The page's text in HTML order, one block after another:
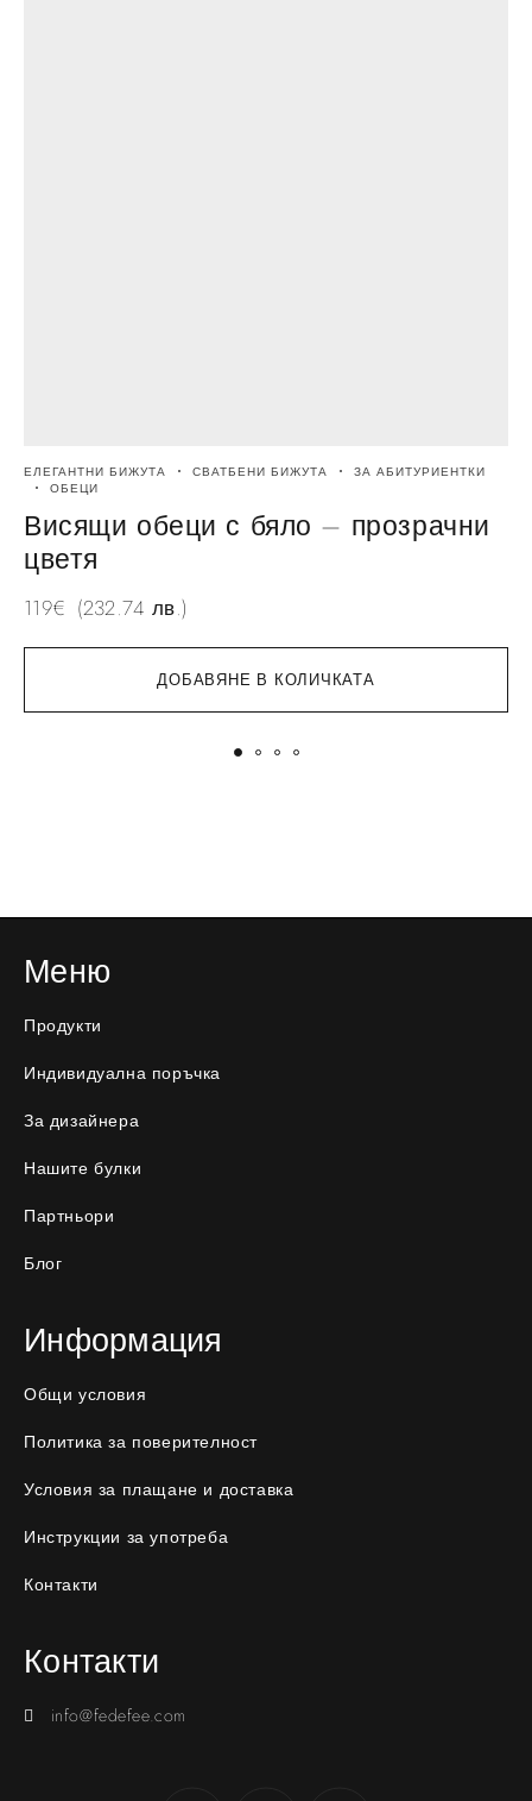
ДОБАВЯНЕ В КОЛИЧКАТА
ЕЛЕГАНТНИ БИЖУТА СВАТБЕНИ БИЖУТА
ЗА АБИТУРИЕНТКИ
ОБЕЦИ
Висящи обеци с бяло – прозрачни
цветя
119€ (232.74 лв.)
Меню
Продукти
Индивидуална поръчка
За дизайнера
Нашите булки
Партньори
Блог
Информация
Общи условия
Политика за поверителност
Условия за плащане и доставка
Инструкции за употреба
Контакти
Контакти
info@fedefee.com